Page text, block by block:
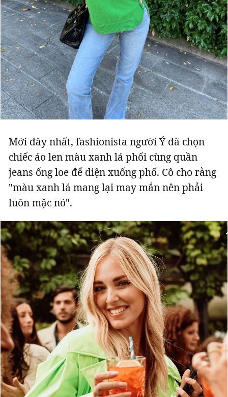
Mới đây nhất, fashionista người Ý đã chọn
chiếc áo len màu xanh lá phối cùng quần
jeans ống loe để diện xuống phố. Cô cho rằng
"màu xanh lá mang lại may mắn nên phải
luôn mặc nó".